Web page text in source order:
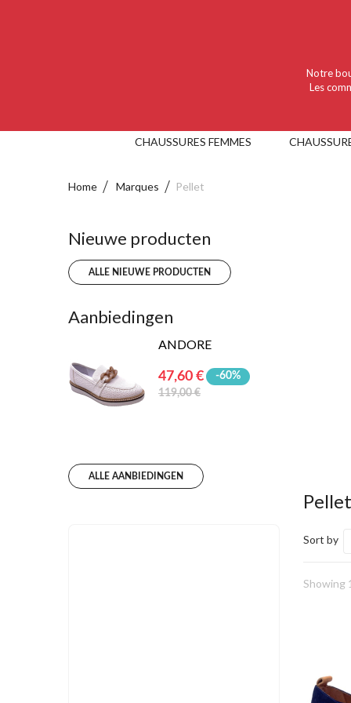
CHAUSSURES FEMMES
Notre
Les
Home Marques Pellet
Nieuwe producten
ALLE NIEUWE PRODUCTEN
Aanbiedingen
ANDORE
47,60 €
-60%
119,00 €
ALLE AANBIEDINGEN
Sort by
Showing